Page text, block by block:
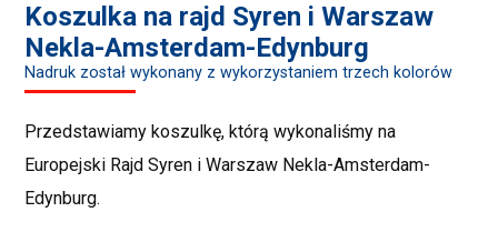
Koszulka na rajd Syren i Warszaw
Nekla-Amsterdam-Edynburg
Nadruk został wykonany z wykorzystaniem trzech kolorów
Przedstawiamy koszulkę, którą wykonaliśmy na
Europejski Rajd Syren i Warszaw Nekla-Amsterdam-
Edynburg.